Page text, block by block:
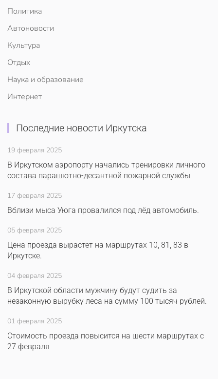
Политика
Автоновости
Культура
Отдых
Наука и образование
Интернет
Последние новости Иркутска
19 февраля 2025
В Иркутском аэропорту начались тренировки личного
состава парашютно-десантной пожарной службы
17 февраля 2025
Вблизи мыса Уюга провалился под лёд автомобиль.
05 февраля 2025
Цена проезда вырастет на маршрутах 10, 81, 83 в
Иркутске.
04 февраля 2025
В Иркутской области мужчину будут судить за
незаконную вырубку леса на сумму 100 тысяч рублей.
01 февраля 2025
Стоимость проезда повысится на шести маршрутах с
27 февраля